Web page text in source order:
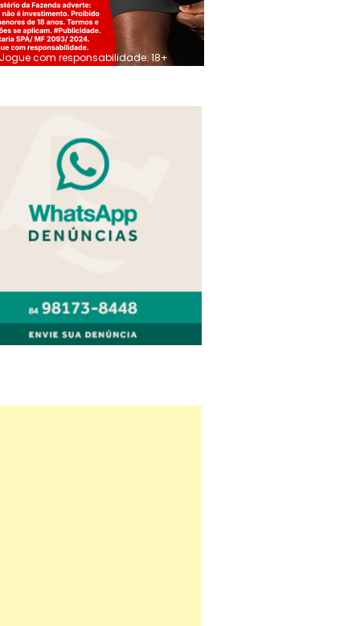
Jogue com responsabilidade. 18+